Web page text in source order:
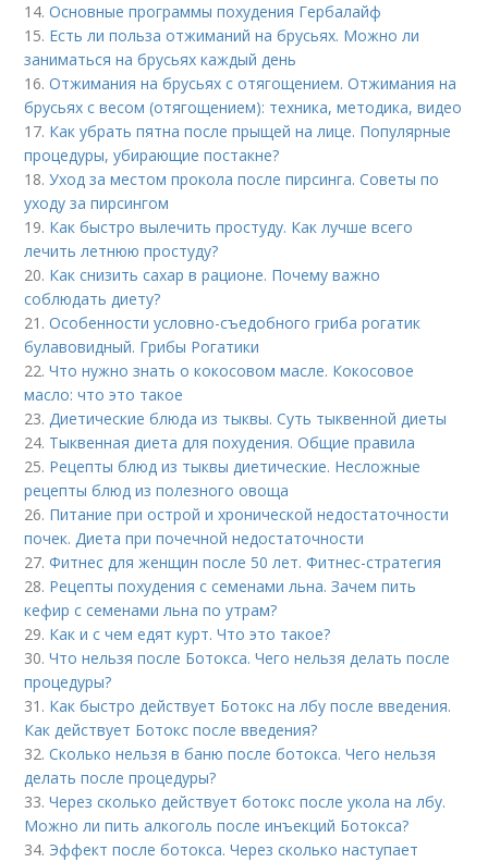
14.Основные программы похудения Гербалайф
15. Есть ли польза отжиманий на брусьях. Можно ли
заниматься на брусьях каждый день
16.Отжимания на брусьях с отягощением. Отжимания на
брусьях с весом (отягощением): техника, методика, видео
17. Как убрать пятна после прыщей на лице. Популярные
процедуры, убирающие постакне?
18.Уход за местом прокола после пирсинга. Советы по
уходу за пирсингом
19. Как быстро вылечить простуду. Как лучше всего
лечить летнюю простуду?
20. Как снизить сахар в рационе. Почему важно
соблюдать диету?
21.Особенности условно-съедобного гриба рогатик
булавовидный. Грибы Рогатики
22.Что нужно знать о кокосовом масле. Кокосовое
масло: что это такое
23.Диетические блюда из тыквы. Суть тыквенной диеты
24. Тыквенная диета для похудения. Общие правила
25. Рецепты блюд из тыквы диетические. Несложные
рецепты блюд из полезного овоща
26. Питание при острой и хронической недостаточности
почек. Диета при почечной недостаточности
27.Фитнес для женщин после 50 лет. Фитнес-стратегия
28. Рецепты похудения с семенами льна. Зачем пить
кефир с семенами льна по утрам?
29. Как и с чем едят курт. Что это такое?
30.Что нельзя после Ботокса. Чего нельзя делать после
процедуры?
31. Как быстро действует Ботокс на лбу после введения.
Как действует Ботокс после введения?
32.Сколько нельзя в баню после ботокса. Чего нельзя
делать после процедуры?
33.Через сколько действует ботокс после укола на лбу.
Можно ли пить алкоголь после инъекций Ботокса?
34. Эффект после ботокса. Через сколько наступает